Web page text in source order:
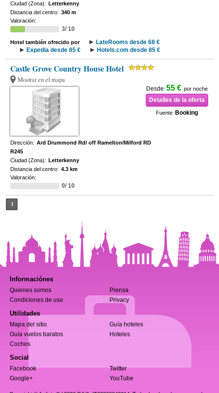
Ciudad (Zona): Letterkenny
Distancia del centro: 340 m
Valoración:
3/ 10
Hotel también ofrecido por
LateRooms desde 68 €
Expedia desde 85 €
Hotels.com desde 85 €
Castle Grove Country House Hotel
Mostrar en el mapa
Desde 55 € por noche
Detalles de la oferta
Fuente Booking
Dirección: Ard Drummond Rd/ off Ramelton/Milford RD
R245
Ciudad (Zona): Letterkenny
Distancia del centro: 4.3 km
Valoración:
0/ 10
1
Informaciónes
Quienes somos
Prensa
Condiciones de uso
Privacy
Utilidades
Mapa del sitio
Guía hoteles
Guía vuelos baratos
Hoteles
Coches
Social
Facebook
Twitter
Google+
YouTube